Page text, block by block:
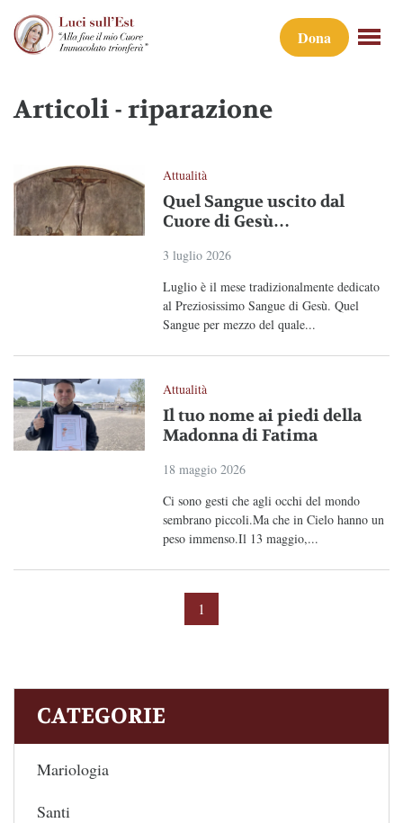
Dona
Articoli - riparazione
Attualità
Quel Sangue uscito dal
Cuore di Gesù…
3 luglio 2026
Luglio è il mese tradizionalmente dedicato
al Preziosissimo Sangue di Gesù. Quel
Sangue per mezzo del quale...
Attualità
Il tuo nome ai piedi della
Madonna di Fatima
18 maggio 2026
Ci sono gesti che agli occhi del mondo
sembrano piccoli.Ma che in Cielo hanno un
peso immenso.Il 13 maggio,...
1
CATEGORIE
Mariologia
Santi